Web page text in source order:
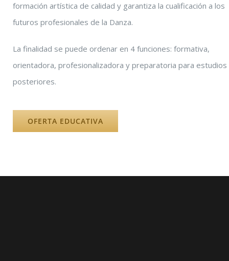
formación artística de calidad y garantiza la cualificación a los
futuros profesionales de la Danza.
La finalidad se puede ordenar en 4 funciones: formativa,
orientadora, profesionalizadora y preparatoria para estudios
posteriores.
OFERTA EDUCATIVA